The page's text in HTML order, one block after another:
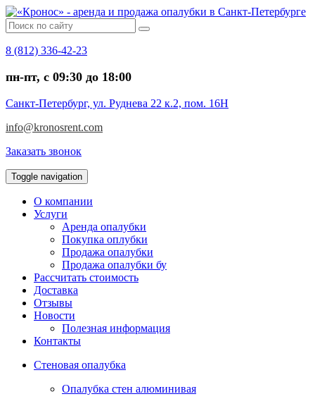
8 (812) 336-42-23
пн-пт, c 09:30 до 18:00
Санкт-Петербург, ул. Руднева 22 к.2, пом. 16Н
info@kronosrent.com
Заказать звонок
Toggle navigation
О компании
Услуги
Аренда опалубки
Покупка оплубки
Продажа опалубки
Продажа опалубки бу
Рассчитать стоимость
Доставка
Отзывы
Новости
Полезная информация
Контакты
Стеновая опалубка
Опалубка стен алюминивая